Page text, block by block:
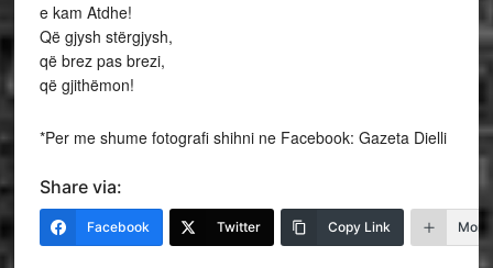
e kam Atdhe!
Që gjysh stërgjysh,
që brez pas brezi,
që gjithëmon!
*Per me shume fotografi shihni ne Facebook: Gazeta Dielli
Share via:
Facebook Twitter Copy Link More